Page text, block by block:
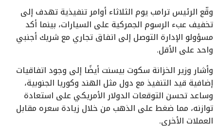
وقّع الرئيس ترامب يوم الثلاثاء أوامر تنفيذية تهدف إلى
تخفيف عبء الرسوم الجمركية على السيارات، بينما أكد
مسؤولو الإدارة التوصل إلى اتفاق تجاري مع شريك أجنبي
واحد على الأقل.
وأشار وزير الخزانة سكوت بيسنت أيضًا إلى وجود اتفاقيات
إضافية قيد التنفيذ مع دول مثل الهند وكوريا الجنوبية،
وساعد تحسن التوقعات الدولار الأمريكي على استعادة
توازنه، مما ضغط على الذهب من خلال زيادة سعره مقابل
العملات الأخرى.